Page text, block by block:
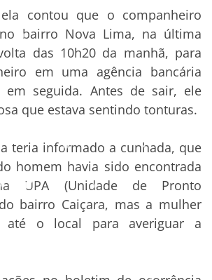
contou que o companheiro
bairro Nova Lima, na última
das 10h20 da manhã, para
em uma agência bancária
em seguida. Antes de sair, ele
que estava sentindo tonturas.
teria informado a cunhada, que
homem havia sido encontrada
UPA (Unidade de Pronto
bairro Caiçara, mas a mulher
o local para averiguar a